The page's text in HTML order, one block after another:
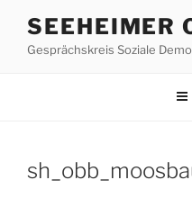
Inhalt
springen
SEEHEIMER
Gesprächskreis Soziale